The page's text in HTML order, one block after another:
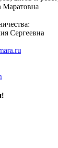
Маратовна
Сергеевна